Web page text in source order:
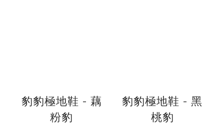
豹豹極地鞋 - 藕
粉豹
豹豹極地鞋 - 黑
桃豹